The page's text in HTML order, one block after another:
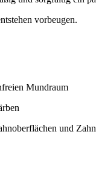
vorbeugen.
Mundraum
und